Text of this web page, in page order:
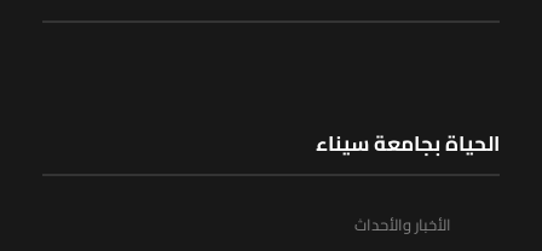
الحياة بجامعة سيناء
الأخبار والأحداث